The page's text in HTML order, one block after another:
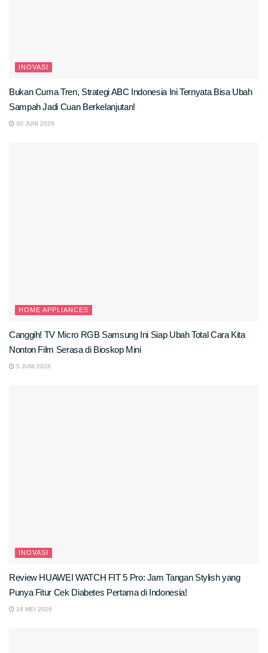
INOVASI
Bukan Cuma Tren, Strategi ABC Indonesia Ini Ternyata Bisa Ubah
Sampah Jadi Cuan Berkelanjutan!
30 JUNI 2026
HOME APPLIANCES
Canggih! TV Micro RGB Samsung Ini Siap Ubah Total Cara Kita
Nonton Film Serasa di Bioskop Mini
5 JUNI 2026
INOVASI
Review HUAWEI WATCH FIT 5 Pro: Jam Tangan Stylish yang
Punya Fitur Cek Diabetes Pertama di Indonesia!
18 MEI 2026